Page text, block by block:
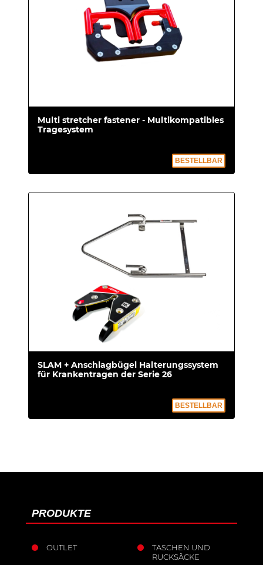
Multi stretcher fastener - Multikompatibles
Tragesystem
BESTELLBAR
SLAM + Anschlagbügel Halterungssystem
für Krankentragen der Serie 26
BESTELLBAR
PRODUKTE
OUTLET
TASCHEN UND
RUCKSÄCKE